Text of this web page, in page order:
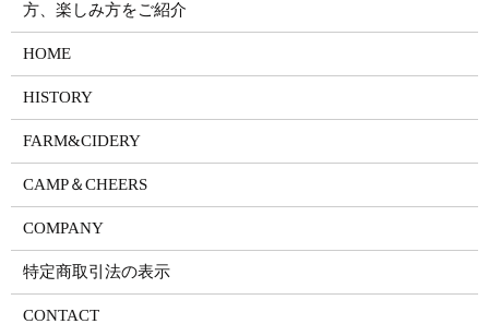
方、楽しみ方をご紹介
HOME
HISTORY
FARM&CIDERY
CAMP＆CHEERS
COMPANY
特定商取引法の表示
CONTACT